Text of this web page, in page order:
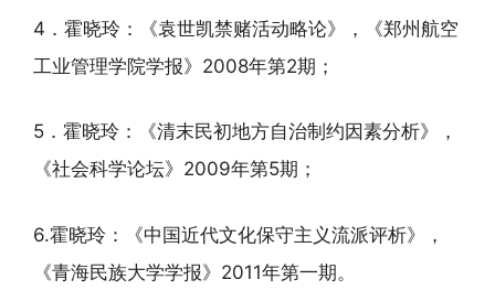
4．霍晓玲：《袁世凯禁赌活动略论》，《郑州航空
工业管理学院学报》2008年第2期；
5．霍晓玲：《清末民初地方自治制约因素分析》，
《社会科学论坛》2009年第5期；
6.霍晓玲：《中国近代文化保守主义流派评析》，
《青海民族大学学报》2011年第一期。